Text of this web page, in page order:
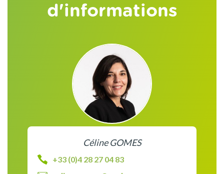
d'informations
Céline GOMES
+33 (0)4 28 27 04 83